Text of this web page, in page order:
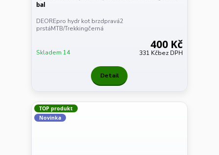
bal
DEOREpro hydr kot brzdpravá2
prstáMTB/Trekkingčerná
400 Kč
331 Kčbez DPH
Skladem 14
Detail
TOP produkt
Novinka